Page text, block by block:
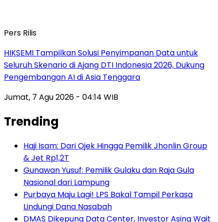
Pers Rilis
HIKSEMI Tampilkan Solusi Penyimpanan Data untuk
Seluruh Skenario di Ajang DTI Indonesia 2026, Dukung
Pengembangan AI di Asia Tenggara
Jumat, 7 Agu 2026 - 04:14 WIB
Trending
Haji Isam: Dari Ojek Hingga Pemilik Jhonlin Group
& Jet Rp1,2T
Gunawan Yusuf: Pemilik Gulaku dan Raja Gula
Nasional dari Lampung
Purbaya Maju Lagi! LPS Bakal Tampil Perkasa
Lindungi Dana Nasabah
DMAS Dikepung Data Center, Investor Asing Wait